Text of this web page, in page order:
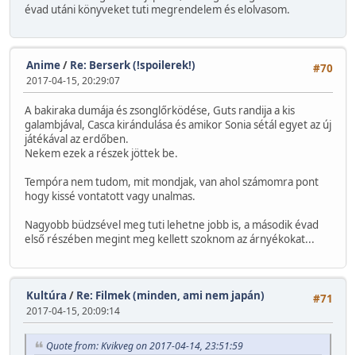
évad utáni könyveket tuti megrendelem és elolvasom.
#70
Anime/ Re: Berserk (!spoilerek!)
2017-04-15, 20:29:07
A bakiraka dumája és zsonglőrködése, Guts randija a kis
galambjával, Casca kirándulása és amikor Sonia sétál egyet az új
játékával az erdőben.
Nekem ezek a részek jöttek be.
Tempóra nem tudom, mit mondjak, van ahol számomra pont
hogy kissé vontatott vagy unalmas.
Nagyobb büdzsével meg tuti lehetne jobb is, a második évad
első részében megint meg kellett szoknom az árnyékokat...
#71
Kultúra / Re: Filmek (minden, ami nem japán)
2017-04-15, 20:09:14
Quote from: Kvikveg on 2017-04-14, 23:51:59